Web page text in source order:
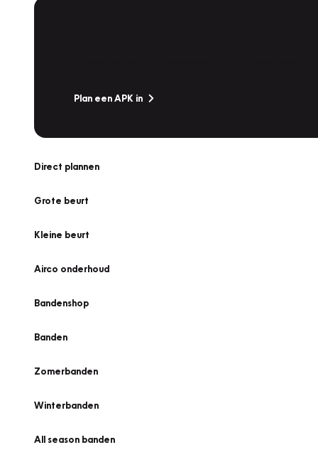
Plan een APK in
Direct plannen
Grote beurt
Kleine beurt
Airco onderhoud
Bandenshop
Banden
Zomerbanden
Winterbanden
All season banden